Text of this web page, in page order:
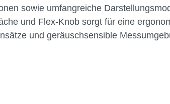
sowie umfangreiche
und Flex-Knob sorgt für eine
und geräuschsensible